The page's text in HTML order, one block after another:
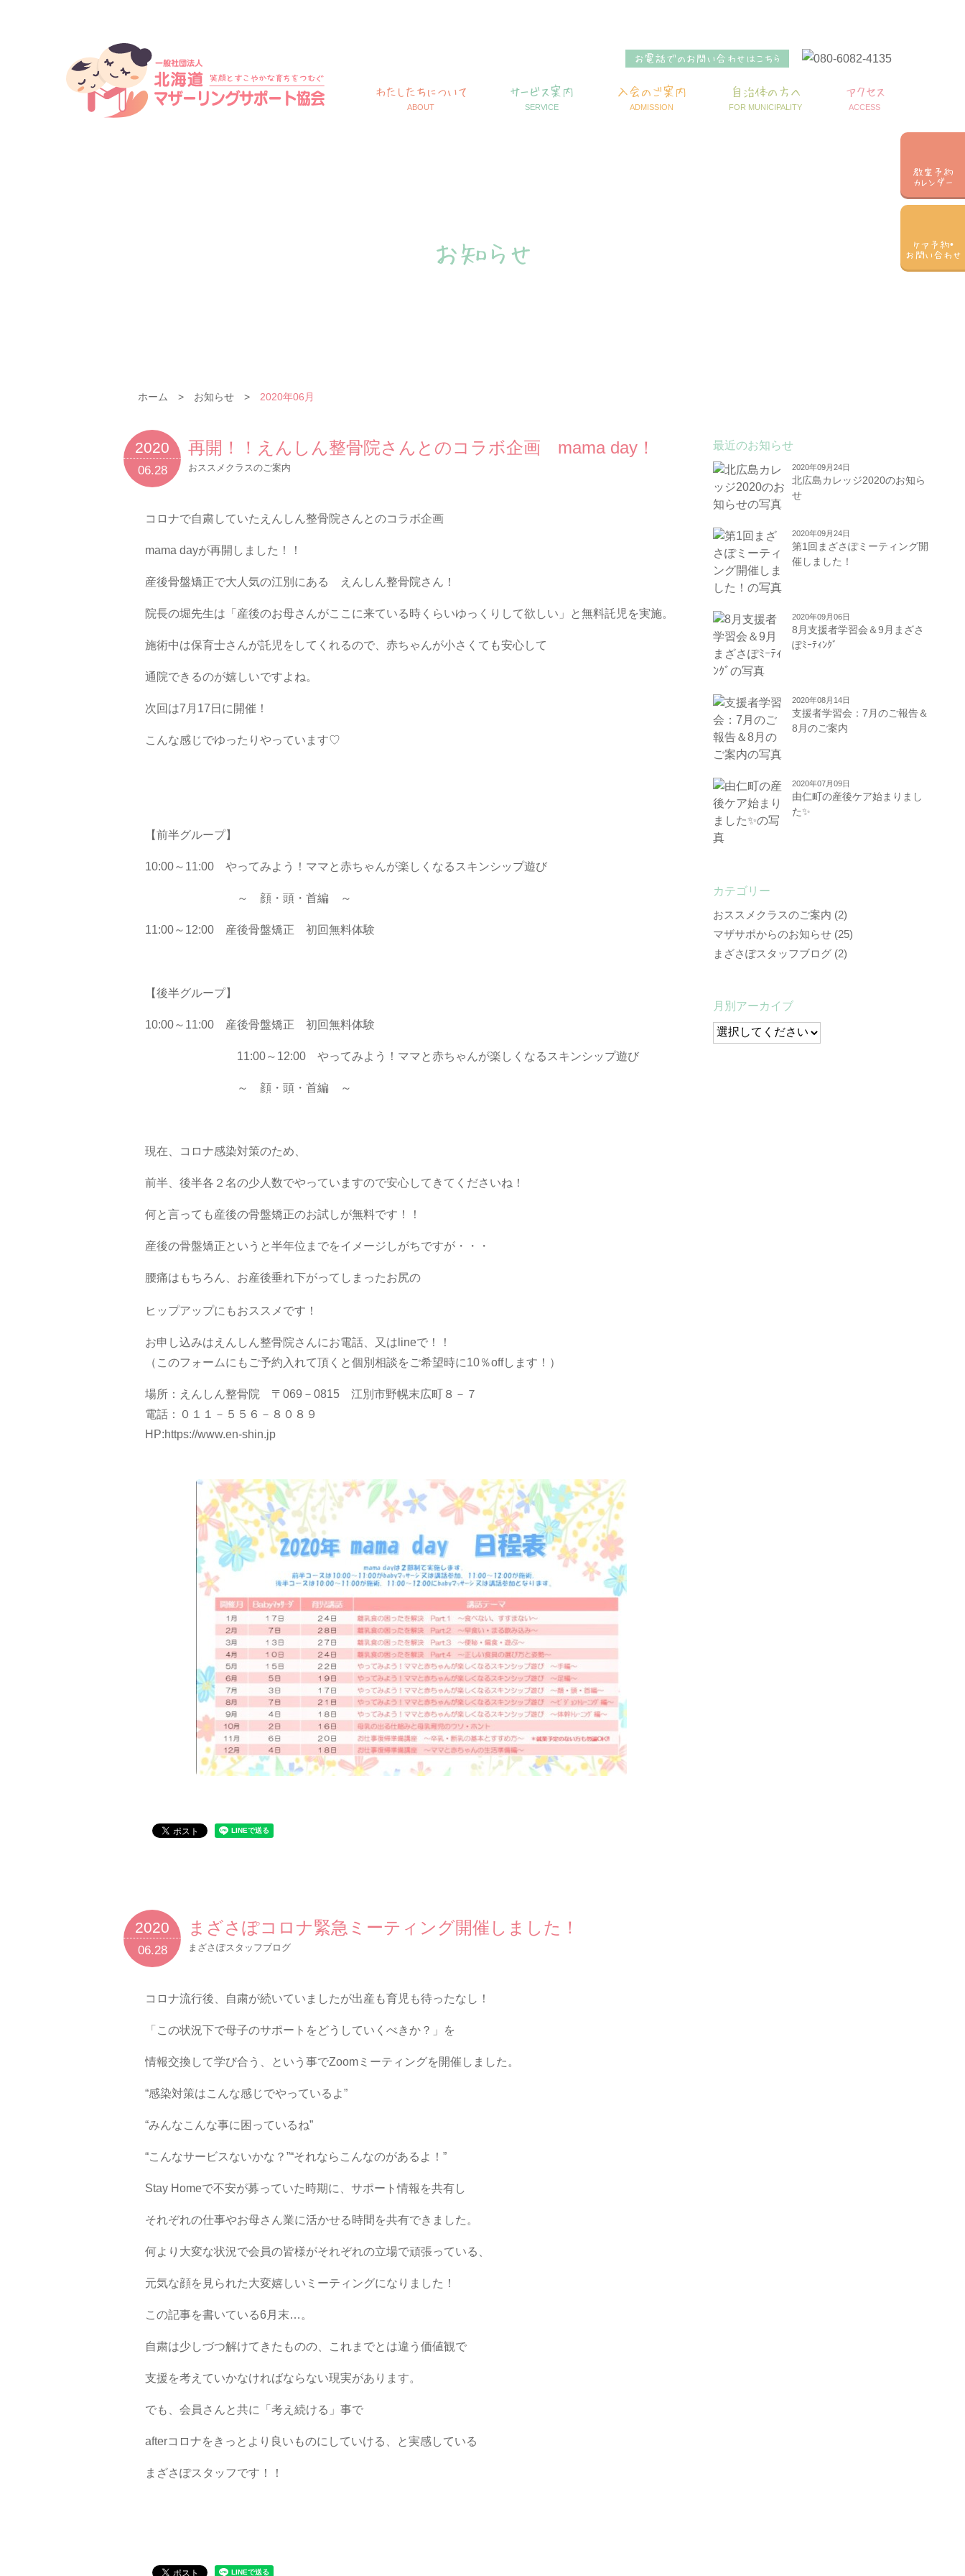
お電話でのお問い合わせはこちら
わたしたちについて
ABOUT
サービス案内
SERVICE
入会のご案内
ADMISSION
自治体の方へ
FOR MUNICIPALITY
アクセス
ACCESS
お知らせ
ホーム お知らせ 2020年06月
再開！！えんしん整骨院さんとのコラボ企画 mama day！
2020
06.28 おススメクラスのご案内
コロナで自粛していたえんしん整骨院さんとのコラボ企画
mama dayが再開しました！！
産後骨盤矯正で大人気の江別にある えんしん整骨院さん！
院長の堀先生は「産後のお母さんがここに来ている時くらいゆっくりして欲しい」と無料託児を実施。
施術中は保育士さんが託児をしてくれるので、赤ちゃんが小さくても安心して
通院できるのが嬉しいですよね。
次回は7月17日に開催！
こんな感じでゆったりやっています♡
【前半グループ】
10:00～11:00 やってみよう！ママと赤ちゃんが楽しくなるスキンシップ遊び
～ 顔・頭・首編 ～
11:00～12:00 産後骨盤矯正 初回無料体験
【後半グループ】
10:00～11:00 産後骨盤矯正 初回無料体験
11:00～12:00 やってみよう！ママと赤ちゃんが楽しくなるスキンシップ遊び
～ 顔・頭・首編 ～
現在、コロナ感染対策のため、
前半、後半各２名の少人数でやっていますので安心してきてくださいね！
何と言っても産後の骨盤矯正のお試しが無料です！！
産後の骨盤矯正というと半年位までをイメージしがちですが・・・
腰痛はもちろん、お産後垂れ下がってしまったお尻の
ヒップアップにもおススメです！
お申し込みはえんしん整骨院さんにお電話、又はlineで！！
（このフォームにもご予約入れて頂くと個別相談をご希望時に10％offします！）
場所：えんしん整骨院 〒069－0815 江別市野幌末広町８－７
電話：０１１－５５６－８０８９
HP:https://www.en-shin.jp
まざさぽコロナ緊急ミーティング開催しました！
2020
06.28 まざさぽスタッフブログ
コロナ流行後、自粛が続いていましたが出産も育児も待ったなし！
「この状況下で母子のサポートをどうしていくべきか？」を
情報交換して学び合う、という事でZoomミーティングを開催しました。
“感染対策はこんな感じでやっているよ”
“みんなこんな事に困っているね”
“こんなサービスないかな？”“それならこんなのがあるよ！”
Stay Homeで不安が募っていた時期に、サポート情報を共有し
それぞれの仕事やお母さん業に活かせる時間を共有できました。
何より大変な状況で会員の皆様がそれぞれの立場で頑張っている、
元気な顔を見られた大変嬉しいミーティングになりました！
この記事を書いている6月末…。
自粛は少しづつ解けてきたものの、これまでとは違う価値観で
支援を考えていかなければならない現実があります。
でも、会員さんと共に「考え続ける」事で
afterコロナをきっとより良いものにしていける、と実感している
まざさぽスタッフです！！
最近のお知らせ
2020年09月24日
北広島カレッジ2020のお知ら
せ
2020年09月24日
第1回まざさぽミーティング開
催しました！
2020年09月06日
8月支援者学習会＆9月まざさ
ぽﾐｰﾃｨﾝｸﾞ
2020年08月14日
支援者学習会：7月のご報告＆
8月のご案内
2020年07月09日
由仁町の産後ケア始まりまし
た✨
カテゴリー
おススメクラスのご案内 (2)
マザサポからのお知らせ (25)
まざさぽスタッフブログ (2)
月別アーカイブ
教室予約
カレンダー
ケア予約•
お問い合わせ